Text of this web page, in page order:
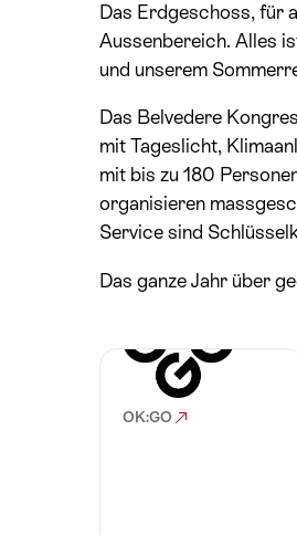
Das Erdgeschoss, für
Aussenbereich. Alles
und unserem
Das Belvedere
mit Tageslicht,
mit bis zu 180
organisieren
Service sind
Das ganze Jahr über
OK:GO